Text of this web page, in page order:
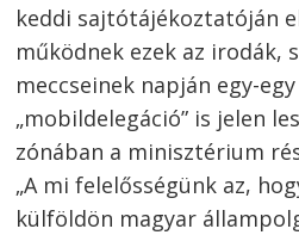
keddi sajtótájékoztatóján
működnek ezek az irodák,
meccseinek napján egy-
„mobildelegáció” is jelen
zónában a minisztérium
„A mi felelősségünk az,
külföldön magyar